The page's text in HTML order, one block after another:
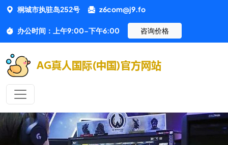
桐城市执驻岛252号 z6com@j9.fo
办公时间：上午9:00-下午6:00 咨询价格